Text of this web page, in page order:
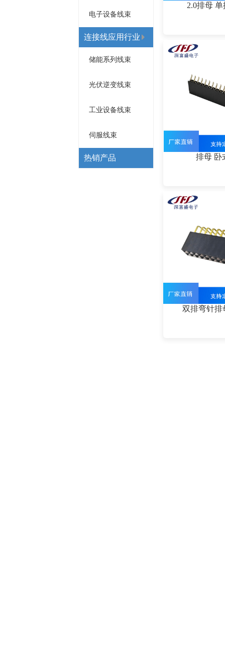
电子设备线束
连接线应用行业
储能系列线束
光伏逆变线束
工业设备线束
伺服线束
热销产品
2.0排母
排母 卧
双排弯针排